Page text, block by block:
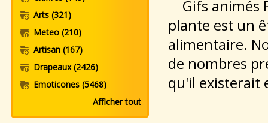
Arts (321)
Meteo (210)
Artisan (167)
Drapeaux(2426)
Emoticones (5468)
Afficher tout
Gifs animés
plante est un
alimentaire.
de nombres
qu'il existerait